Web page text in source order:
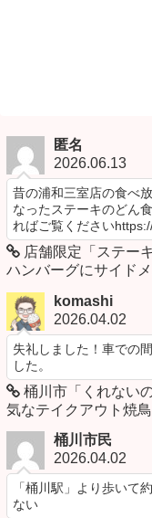
匿名
2026.06.13
昔の浦和三室店の食べ
なったステーキのどん
ればご覧ください
店舗限定「ステー
ハンバーグにサイド
komashi
2026.04.02
失礼しました！車での
した。
桶川市「くれない
気なテイクアウト焼
桶川市民
2026.04.02
「桶川駅」より歩いて
ない